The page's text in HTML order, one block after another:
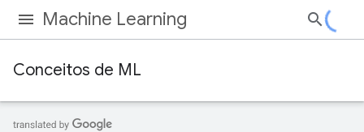
Machine Learning
Conceitos de ML